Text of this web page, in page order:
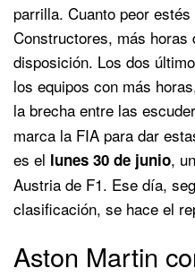
parrilla. Cuanto peor
Constructores, más horas
disposición. Los dos
los equipos con más
la brecha entre las
marca la FIA para dar
es el lunes 30 de junio,
Austria de F1. Ese día,
clasificación, se hace el
Aston Martin